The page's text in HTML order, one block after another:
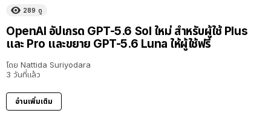
289 ดู
OpenAI อัปเกรด GPT-5.6 Sol ใหม่ สำหรับผู้ใช้ Plus
และ Pro และขยาย GPT-5.6 Luna ให้ผู้ใช้ฟรี
โดย Nattida Suriyodara
3 วันที่แล้ว
อ่านเพิ่มเติม